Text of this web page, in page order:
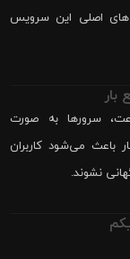
اصلی این سرویس
سرورها به صورت
باعث می‌شود کاربران
نشوند.